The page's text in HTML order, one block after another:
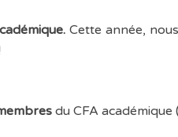
Cette année,
du CFA